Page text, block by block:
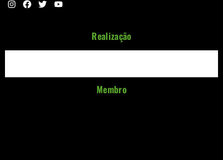
Realização
Membro